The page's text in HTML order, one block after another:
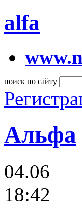
alfa
поиск по сайту
Альфа
04.06
18:42